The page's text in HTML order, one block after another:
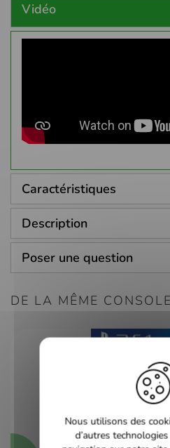
Vidéo
Caractéristiques
Description
Poser une question
DE LA MÊME CONSOLE
Nous utilisons des
d’autres